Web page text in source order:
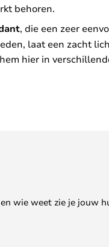
behoren.
, die een zeer
laat een zacht
hier in
wie weet zie je jouw